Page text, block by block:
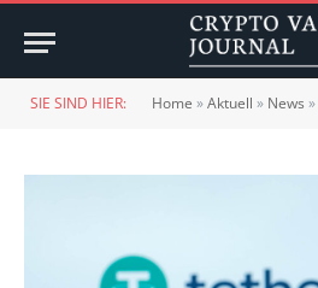
SIE SIND HIER: Home »Aktuell » News »